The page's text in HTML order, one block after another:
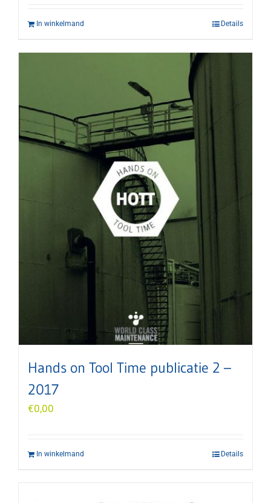
In winkelmand Details
Hands on Tool Time publicatie 2 –
2017
€0,00
In winkelmand Details